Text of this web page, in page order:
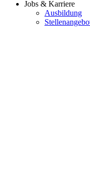
Jobs & Karriere
Ausbildung